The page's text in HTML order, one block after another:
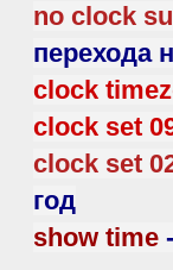
no clock
перехода
clock
clock set
clock set
год
show time